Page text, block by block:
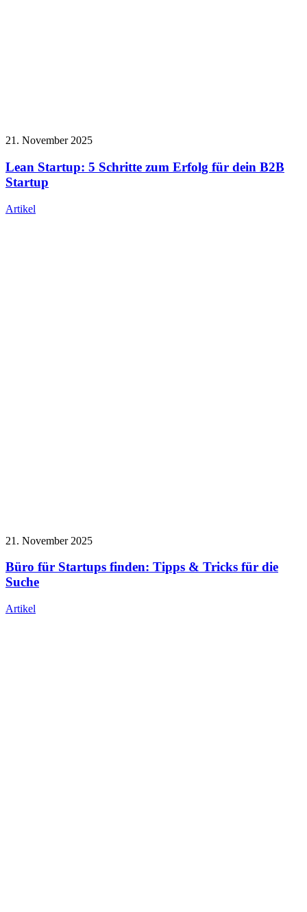
21. November 2025
Lean Startup: 5 Schritte zum Erfolg für dein B2B
Startup
Artikel
21. November 2025
Büro für Startups finden: Tipps & Tricks für die
Suche
Artikel